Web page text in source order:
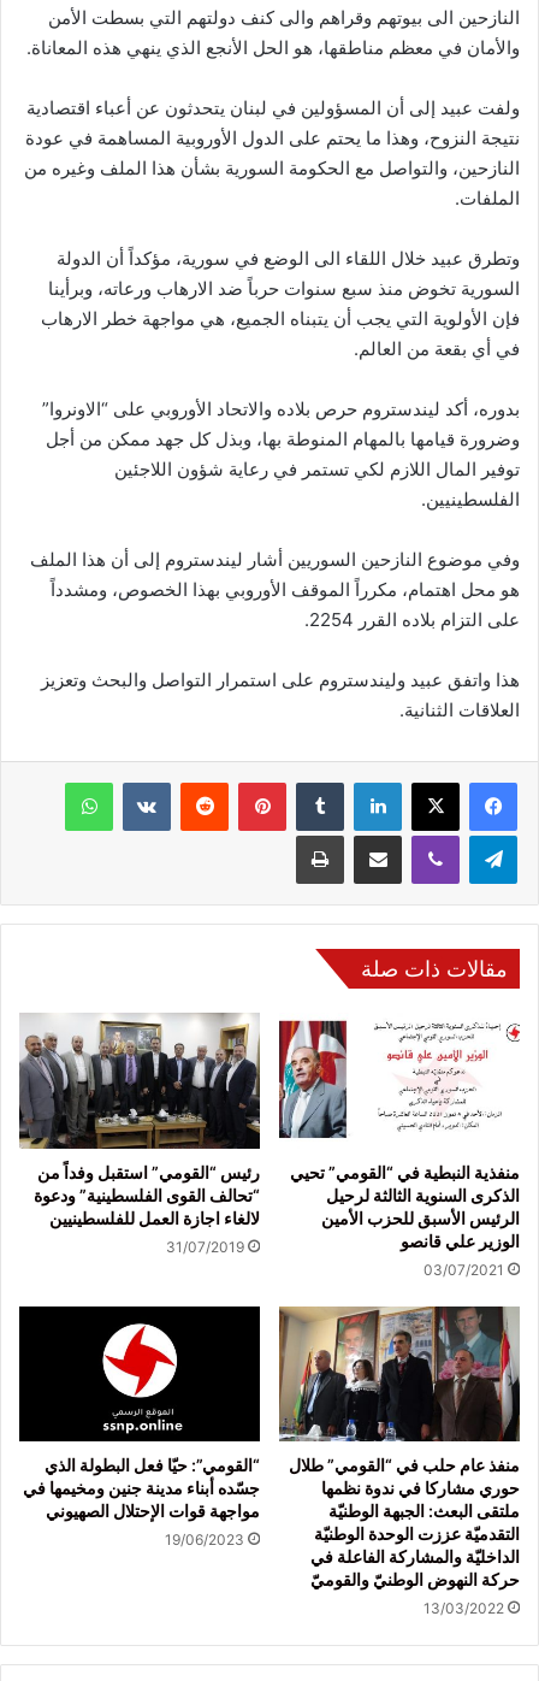
النازحين الى بيوتهم وقراهم والى كنف دولتهم التي بسطت الأمن
والأمان في معظم مناطقها، هو الحل الأنجع الذي ينهي هذه المعاناة.
ولفت عبيد إلى أن المسؤولين في لبنان يتحدثون عن أعباء اقتصادية
نتيجة النزوح، وهذا ما يحتم على الدول الأوروبية المساهمة في عودة
النازحين، والتواصل مع الحكومة السورية بشأن هذا الملف وغيره من
الملفات.
وتطرق عبيد خلال اللقاء الى الوضع في سورية، مؤكداً أن الدولة
السورية تخوض منذ سبع سنوات حرباً ضد الارهاب ورعاته، وبرأينا
فإن الأولوية التي يجب أن يتبناه الجميع، هي مواجهة خطر الارهاب
في أي بقعة من العالم.
بدوره، أكد ليندستروم حرص بلاده والاتحاد الأوروبي على “الاونروا”
وضرورة قيامها بالمهام المنوطة بها، وبذل كل جهد ممكن من أجل
توفير المال اللازم لكي تستمر في رعاية شؤون اللاجئين
الفلسطينيين.
وفي موضوع النازحين السوريين أشار ليندستروم إلى أن هذا الملف
هو محل اهتمام، مكرراً الموقف الأوروبي بهذا الخصوص، ومشدداً
على التزام بلاده القرر 2254.
هذا واتفق عبيد وليندستروم على استمرار التواصل والبحث وتعزيز
العلاقات الثنانية.
فيسبوك لينكدإن بينتيريست
مقالات ذات صلة
منفذية النبطية في “القومي” تحيي
الذكرى السنوية الثالثة لرحيل
الرئيس الأسبق للحزب الأمين
الوزير علي قانصو
03/07/2021
رئيس “القومي” استقبل وفداً من
“تحالف القوى الفلسطينية” ودعوة
لالغاء اجازة العمل للفلسطينيين
31/07/2019
منفذ عام حلب في “القومي” طلال
حوري مشاركا في ندوة نظمها
ملتقى البعث: الجبهة الوطنيّة
التقدميّة عززت الوحدة الوطنيّة
الداخليّة والمشاركة الفاعلة في
حركة النهوض الوطنيّ والقوميّ
13/03/2022
“القومي”: حيّا فعل البطولة الذي
جسّده أبناء مدينة جنين ومخيمها في
مواجهة قوات الإحتلال الصهيوني
19/06/2023